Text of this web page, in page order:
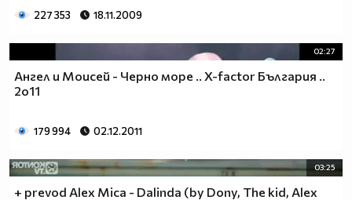
227 353 18.11.2009
02:27
Ангел и Моисей - Черно море .. X-factor България ..
2o11
179 994 02.12.2011
03:25
+ prevod Alex Mica - Dalinda (by Dony, The kid, Alex